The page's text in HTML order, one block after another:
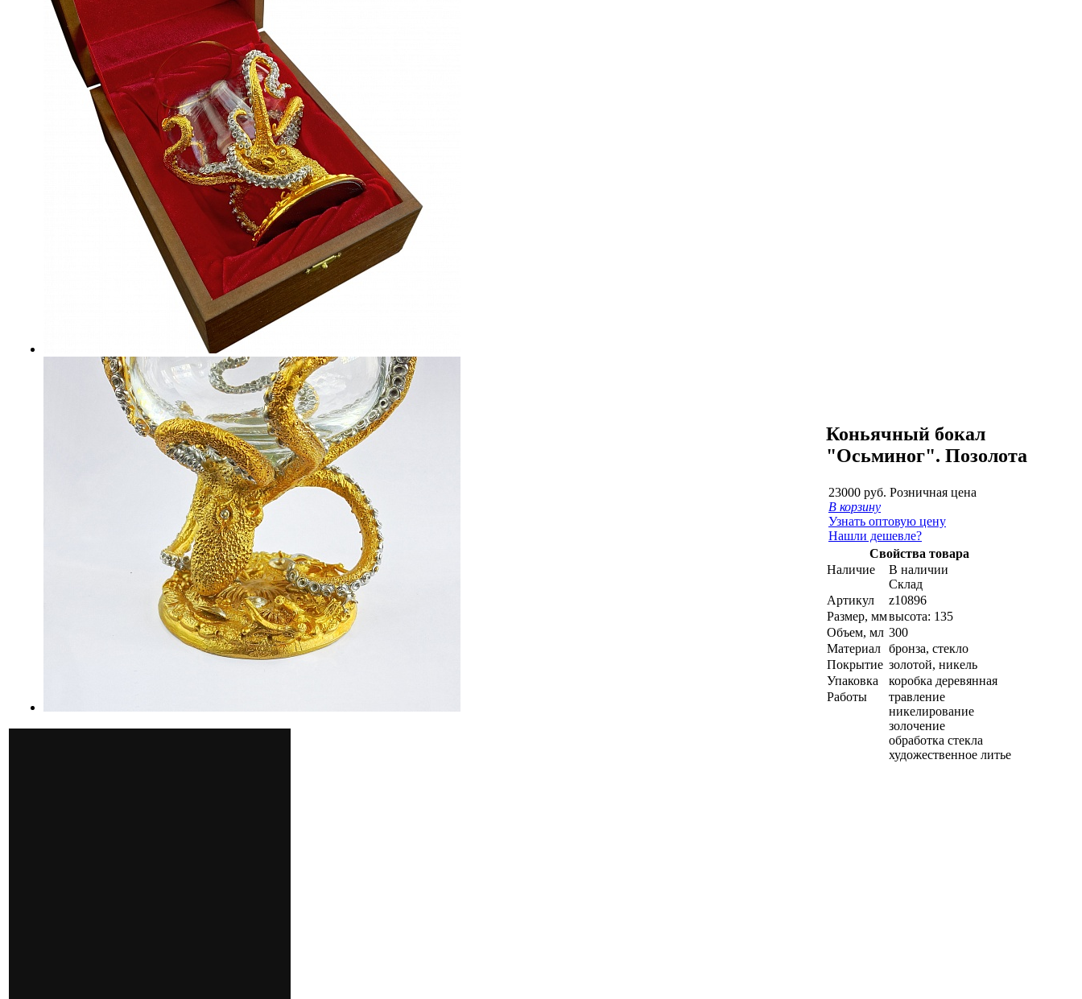
Коньячный бокал
"Осьминог". Позолота
23000 руб. Розничная цена
В корзину
Узнать оптовую цену
Нашли дешевле?
Свойства товара
Наличие
В наличии
Склад
Артикул
z10896
Размер, ммвысота: 135
Объем, мл 300
Материал бронза, стекло
Покрытие золотой, никель
Упаковка
коробка деревянная
Работы
травление
никелирование
золочение
обработка стекла
художественное литье